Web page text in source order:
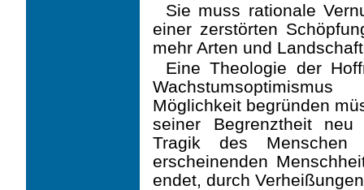
Sie muss rationale
einer zerstörten
mehr Arten und
Eine Theologie der
Möglichkeit begründen
seiner Be­grenztheit
Tragik des
erscheinenden
endet, durch